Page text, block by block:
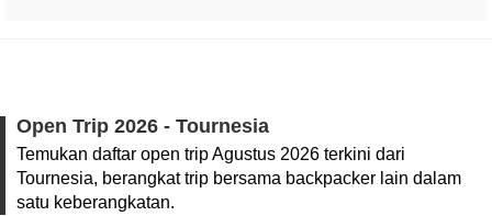
Open Trip 2026 - Tournesia
Temukan daftar open trip Agustus 2026 terkini dari
Tournesia, berangkat trip bersama backpacker lain dalam
satu keberangkatan.